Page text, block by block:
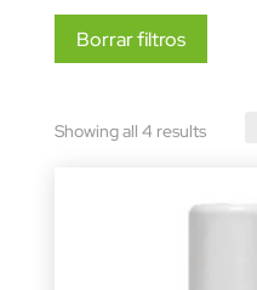
Borrar filtros
Showing all 4 resultsSorted
latest